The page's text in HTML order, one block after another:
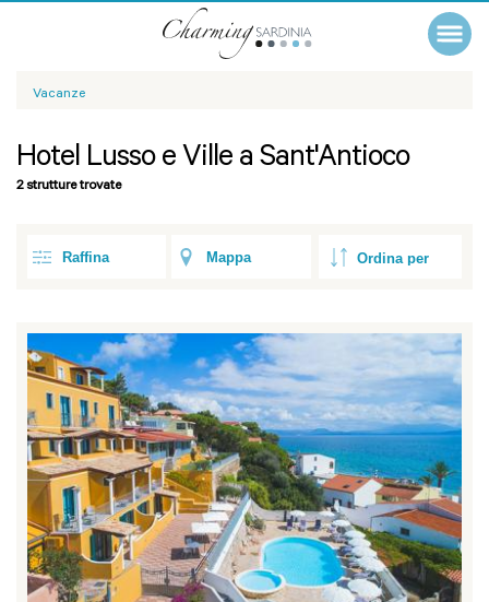
Vacanze
Hotel Lusso e Ville a Sant'Antioco
2 strutture trovate
Raffina Mappa